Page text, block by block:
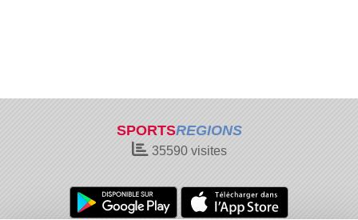
SPORTSREGIONS
35590visites